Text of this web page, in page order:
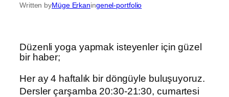
Written byMüge Erkaningenel-portfolio
Düzenli yoga yapmak isteyenler için güzel
bir haber;
Her ay 4 haftalık bir döngüyle buluşuyoruz.
Dersler çarşamba 20:30-21:30, cumartesi